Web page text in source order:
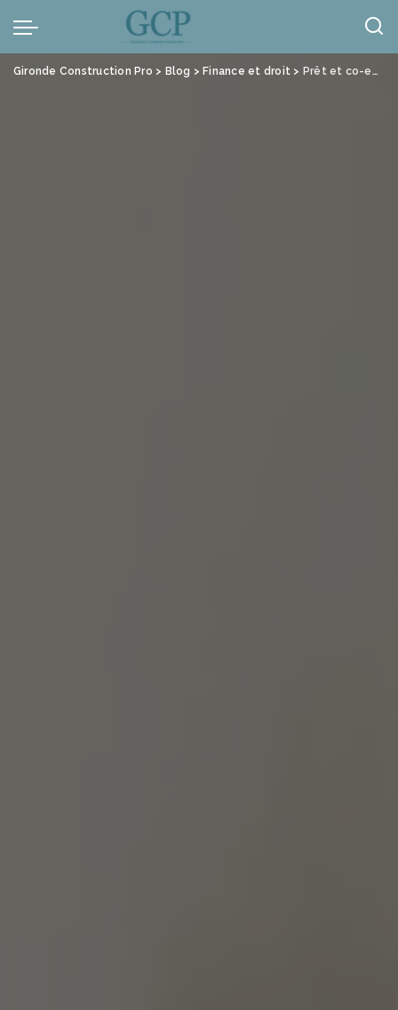
Panneau de gestion des cookies
Gironde Construction Pro > Blog > Finance et droit > Prêt et co-emprunt immobilier : avantages et risques